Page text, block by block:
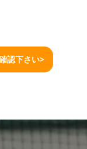
認下さい>